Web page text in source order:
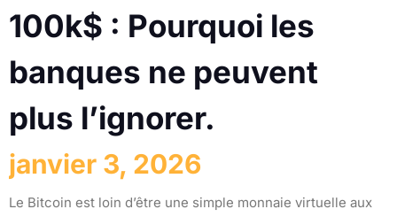
100k$ : Pourquoi les
banques ne peuvent
plus l’ignorer.
janvier 3, 2026
Le Bitcoin est loin d’être une simple monnaie virtuelle aux